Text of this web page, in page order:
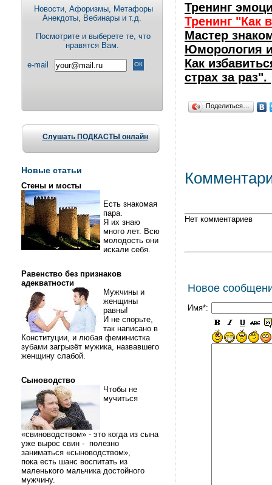
Новости, Aфоризмы, Метафоры
Анекдоты, Вебинары и т.д.
Посмотрите и выберете те, что
нравятся Вам.
e-mail
Слушать ПОДКАСТЫ онлайн
Новые статьи
Стены и мосты
Есть знакомая
пара.
Я их знаю
много лет. Всю
молодость они
искали себя.
Равенство без признаков
адекватности
Мужчины и
женщины
равны!
И не спорьте,
так написано в
Конституции, и любая феминистка
зубами загрызёт мужика, назвавшего
женщину слабой.
Сыноводство
Чтобы не
мучиться
«свиноводством» - это когда из сына
уже вырос свин - полезно
заниматься «сыноводством»,
пока есть шанс воспитать из
маленького мальчика достойного
мужчину.
Тренинг
Тренинг "Как
Мастер
Юморология
Как
страх за раз".
Поделиться…
Нет комментариев
Новое
Имя*: